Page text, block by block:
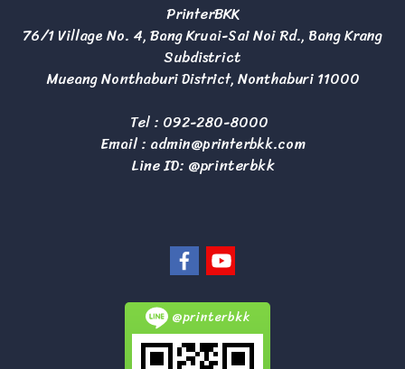
PrinterBKK
76/1 Village No. 4, Bang Kruai-Sai Noi Rd., Bang Krang
Subdistrict
Mueang Nonthaburi District, Nonthaburi 11000
Tel : 092-280-8000
Email : admin@printerbkk.com
Line ID: @printerbkk
@printerbkk